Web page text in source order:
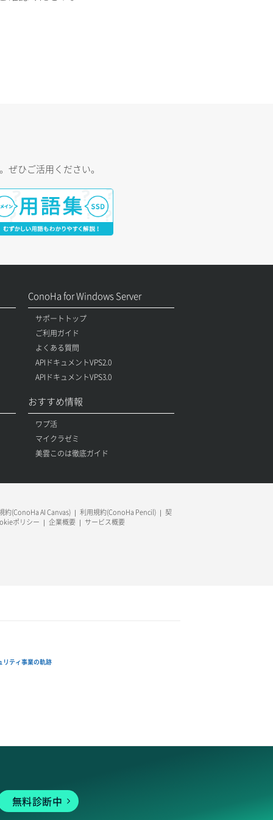
ひご活用ください。
ConoHa for Windows Server
サポートトップ
ご利用ガイド
よくある質問
APIドキュメントVPS2.0
APIドキュメントVPS3.0
おすすめ情報
ワプ活
マイクラゼミ
美雲このは徹底ガイド
約(ConoHa AI Canvas) 利用規約(ConoHa Pencil)
契
ポリシー 企業概要 サービス概要
リティ事業の軌跡
無料診断中